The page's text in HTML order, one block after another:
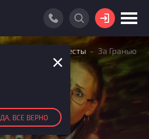
ДА, ВСЕ ВЕРНО
ВОЙТИ
Квесты экшн-квесты За Гранью